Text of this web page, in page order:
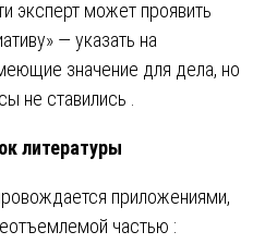
эксперт может проявить
— указать на
значение для дела, но
не ставились .
литературы
приложениями,
частью :